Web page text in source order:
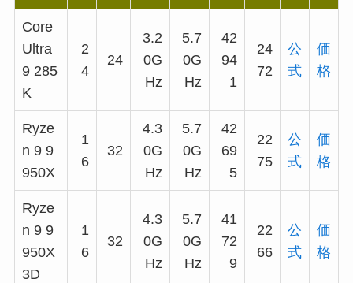
Core
Ultra
9 285
K
2
4
24
3.2
0G
Hz
5.7
0G
Hz
42
94
1
24
72
公
式
価
格
Ryze
n 9 9
950X
1
6
32
4.3
0G
Hz
5.7
0G
Hz
42
69
5
22
75
公
式
価
格
Ryze
n 9 9
950X
3D
1
6
32
4.3
0G
Hz
5.7
0G
Hz
41
72
9
22
66
公
式
価
格